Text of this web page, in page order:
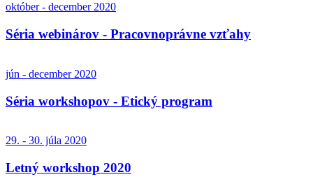
október - december 2020
Séria webinárov - Pracovnoprávne vzťahy
jún - december 2020
Séria workshopov - Etický program
29. - 30. júla 2020
Letný workshop 2020